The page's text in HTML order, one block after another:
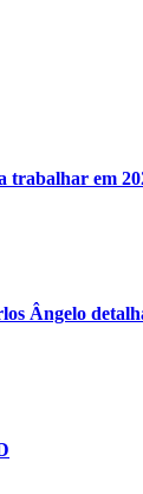
trabalhar em
Ângelo